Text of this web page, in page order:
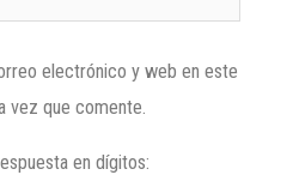
electrónico y web en este
vez que comente.
en dígitos: